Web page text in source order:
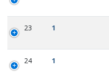
23 1
24 1